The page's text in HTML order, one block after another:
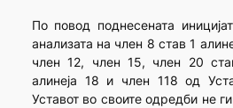
По повод поднесената
ана­лизата на член 8 став 1
член 12, член 15, член 20
алинеја 18 и член 118 од
Уставот во своите одредби не